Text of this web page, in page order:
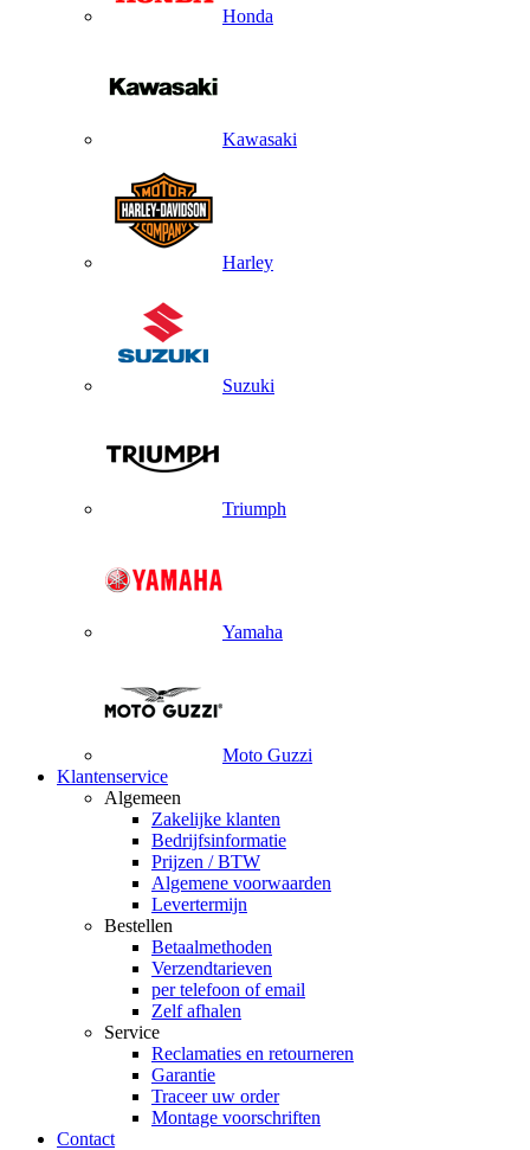
Honda
Kawasaki
Harley
Suzuki
Triumph
Yamaha
Moto Guzzi
Klantenservice
Algemeen
Zakelijke klanten
Bedrijfsinformatie
Prijzen / BTW
Algemene voorwaarden
Levertermijn
Bestellen
Betaalmethoden
Verzendtarieven
per telefoon of email
Zelf afhalen
Service
Reclamaties en retourneren
Garantie
Traceer uw order
Montage voorschriften
Contact